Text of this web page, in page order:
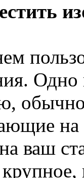
обычно
ваш